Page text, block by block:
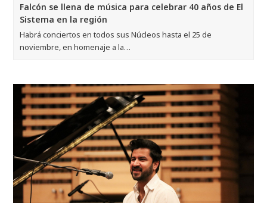
Falcón se llena de música para celebrar 40 años de El
Sistema en la región
Habrá conciertos en todos sus Núcleos hasta el 25 de
noviembre, en homenaje a la…